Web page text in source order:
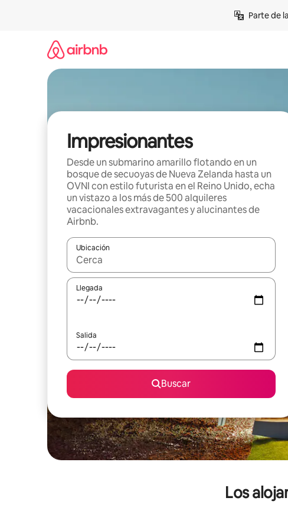
Parte de
Impresionantes
Desde un submarino amarillo flotando en un
bosque de secuoyas de Nueva Zelanda hasta un
OVNI con estilo futurista en el Reino Unido, echa
un vistazo a los más de 500 alquileres
vacacionales extravagantes y alucinantes de
Airbnb.
Ubicación
Cuando los resultados estén disponibles, navega con
Llegada
Salida
Buscar
Los